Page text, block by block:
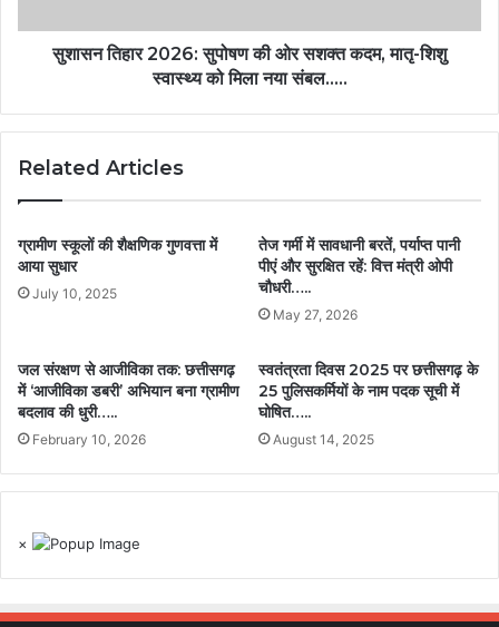
सुशासन तिहार 2026: सुपोषण की ओर सशक्त कदम, मातृ-शिशु
स्वास्थ्य को मिला नया संबल…..
Related Articles
ग्रामीण स्कूलों की शैक्षणिक गुणवत्ता में
आया सुधार
July 10, 2025
तेज गर्मी में सावधानी बरतें, पर्याप्त पानी
पीएं और सुरक्षित रहें: वित्त मंत्री ओपी
चौधरी…..
May 27, 2026
जल संरक्षण से आजीविका तक: छत्तीसगढ़
में ‘आजीविका डबरी’ अभियान बना ग्रामीण
बदलाव की धुरी…..
February 10, 2026
स्वतंत्रता दिवस 2025 पर छत्तीसगढ़ के
25 पुलिसकर्मियों के नाम पदक सूची में
घोषित…..
August 14, 2025
×